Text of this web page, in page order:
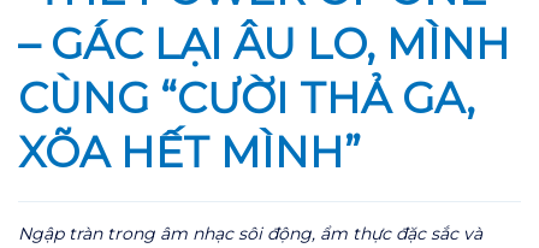
– GÁC LẠI ÂU LO, MÌNH
CÙNG “CƯỜI THẢ GA,
XÕA HẾT MÌNH”
Ngập tràn trong âm nhạc sôi động, ẩm thực đặc sắc và